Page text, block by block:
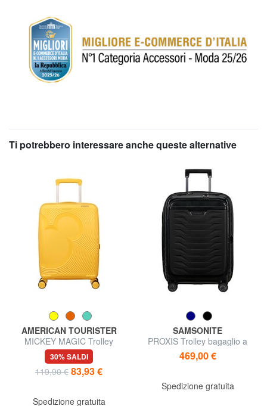
Ti potrebbero interessare anche queste alternative
AMERICAN TOURISTER
MICKEY MAGIC Trolley
Bagaglio a Mano, Espandibile
30% SALDI
119,90 € 83,93 €
Spedizione gratuita
SAMSONITE
PROXIS Trolley bagaglio a
mano, espandibile
469,00 €
Spedizione gratuita